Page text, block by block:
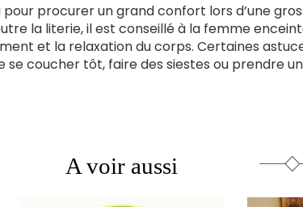
procurer un grand confort lors d’une
la literie, il est conseillé à la femme
et la relaxation du corps. Certaines
coucher tôt, faire des siestes ou prendre
A voir aussi